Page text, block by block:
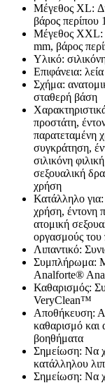
Μέγεθος XL:
βάρος περίπου
Μέγεθος XXL:
mm, βάρος
Υλικό:
Επιφάνεια:
Σχήμα:
σταθερή βάση
προστάτη,
παρατεταμένη
συγκράτηση,
σιλικόνη
σεξουαλική
χρήση
Κατάλληλο
χρήση, έντονη
ατομική
οργασμούς του
Λιπαντικό:
Συμπλήρωμα:
Analforte®
Καθαρισμός:
VeryClean™
Αποθήκευση:
καθαρισμό και
βοηθήματα
Σημείωση: Να
κατάλληλου
Σημείωση: Να